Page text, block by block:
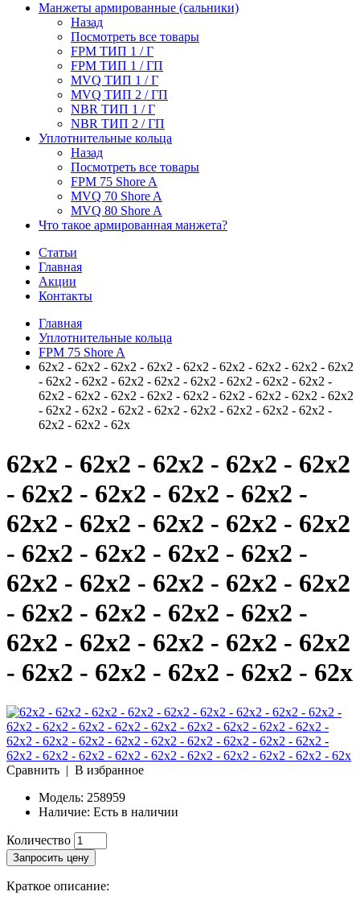
Манжеты армированные (сальники)
Назад
Посмотреть все товары
FPM ТИП 1 / Г
FPM ТИП 1 / ГП
MVQ ТИП 1 / Г
MVQ ТИП 2 / ГП
NBR ТИП 1 / Г
NBR ТИП 2 / ГП
Уплотнительные кольца
Назад
Посмотреть все товары
FPM 75 Shore A
MVQ 70 Shore A
MVQ 80 Shore A
Что такое армированная манжета?
Статьи
Главная
Акции
Контакты
Главная
Уплотнительные кольца
FPM 75 Shore A
62x2 - 62x2 - 62x2 - 62x2 - 62x2 - 62x2 - 62x2 - 62x2 - 62x2
- 62x2 - 62x2 - 62x2 - 62x2 - 62x2 - 62x2 - 62x2 - 62x2 -
62x2 - 62x2 - 62x2 - 62x2 - 62x2 - 62x2 - 62x2 - 62x2 - 62x2
- 62x2 - 62x2 - 62x2 - 62x2 - 62x2 - 62x2 - 62x2 - 62x2 -
62x2 - 62x2 - 62x
62x2 - 62x2 - 62x2 - 62x2 - 62x2
- 62x2 - 62x2 - 62x2 - 62x2 -
62x2 - 62x2 - 62x2 - 62x2 - 62x2
- 62x2 - 62x2 - 62x2 - 62x2 -
62x2 - 62x2 - 62x2 - 62x2 - 62x2
- 62x2 - 62x2 - 62x2 - 62x2 -
62x2 - 62x2 - 62x2 - 62x2 - 62x2
- 62x2 - 62x2 - 62x2 - 62x2 - 62x
Сравнить | В избранное
Модель: 258959
Наличие: Есть в наличии
Количество
Запросить цену
Краткое описание: